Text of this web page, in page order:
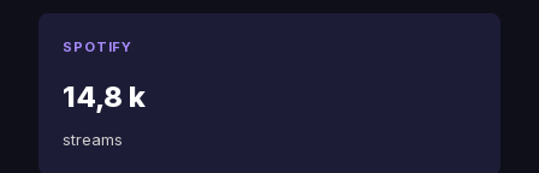
SPOTIFY
14,8 k
streams